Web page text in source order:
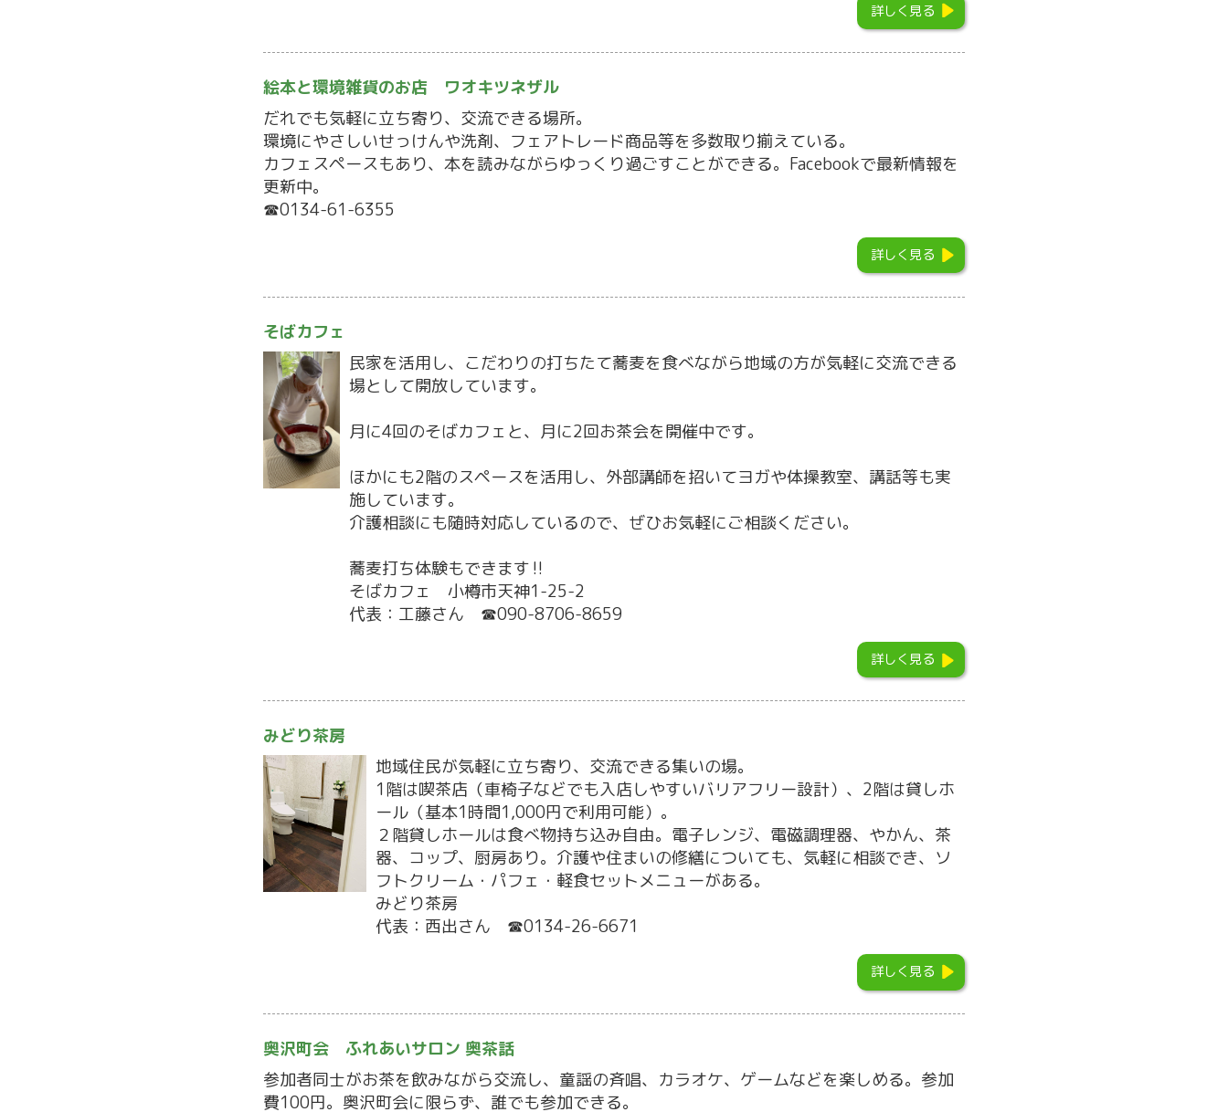
詳しく見る
絵本と環境雑貨のお店 ワオキツネザル
だれでも気軽に立ち寄り、交流できる場所。
環境にやさしいせっけんや洗剤、フェアトレード商品等を多数取り揃えている。
カフェスペースもあり、本を読みながらゆっくり過ごすことができる。Facebookで最新情報を
更新中。
☎0134-61-6355
詳しく見る
そばカフェ
民家を活用し、こだわりの打ちたて蕎麦を食べながら地域の方が気軽に交流できる
場として開放しています。
月に4回のそばカフェと、月に2回お茶会を開催中です。
ほかにも2階のスペースを活用し、外部講師を招いてヨガや体操教室、講話等も実
施しています。
介護相談にも随時対応しているので、ぜひお気軽にご相談ください。
蕎麦打ち体験もできます‼
そばカフェ 小樽市天神1-25-2
代表：工藤さん ☎090-8706-8659
詳しく見る
みどり茶房
地域住民が気軽に立ち寄り、交流できる集いの場。
1階は喫茶店（車椅子などでも入店しやすいバリアフリー設計）、2階は貸しホ
ール（基本1時間1,000円で利用可能）。
２階貸しホールは食べ物持ち込み自由。電子レンジ、電磁調理器、やかん、茶
器、コップ、厨房あり。介護や住まいの修繕についても、気軽に相談でき、ソ
フトクリーム・パフェ・軽食セットメニューがある。
みどり茶房
代表：西出さん ☎0134-26-6671
詳しく見る
奥沢町会 ふれあいサロン 奥茶話
参加者同士がお茶を飲みながら交流し、童謡の斉唱、カラオケ、ゲームなどを楽しめる。参加
費100円。奥沢町会に限らず、誰でも参加できる。